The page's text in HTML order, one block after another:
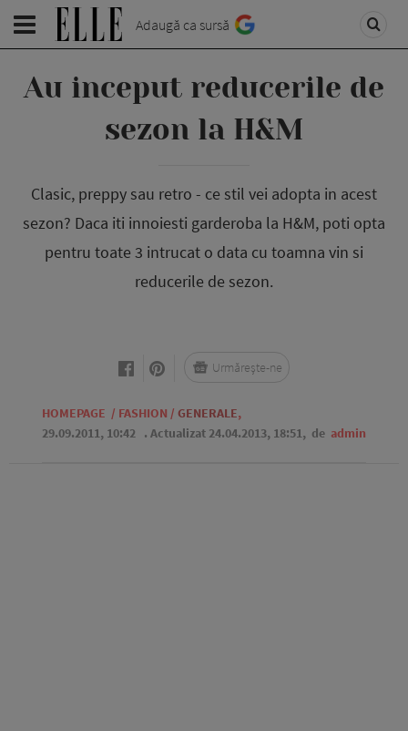
Adaugă ca sursă
Au inceput reducerile de
sezon la H&M
Clasic, preppy sau retro - ce stil vei adopta in acest
sezon? Daca iti innoiesti garderoba la H&M, poti opta
pentru toate 3 intrucat o data cu toamna vin si
reducerile de sezon.
HOMEPAGE / FASHION / GENERALE,
29.09.2011, 10:42 . Actualizat 24.04.2013, 18:51, de admin
Urmărește-ne